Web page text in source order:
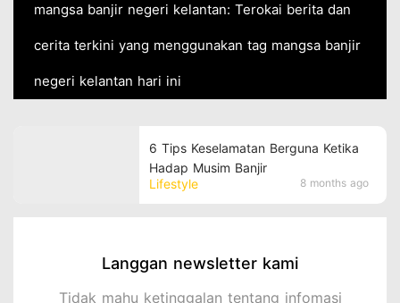
mangsa banjir negeri kelantan: Terokai berita dan
cerita terkini yang menggunakan tag mangsa banjir
negeri kelantan hari ini
Lifestyle 8 months ago
6 Tips Keselamatan Berguna Ketika
Hadap Musim Banjir
Langgan newsletter kami
Tidak mahu ketinggalan tentang infomasi